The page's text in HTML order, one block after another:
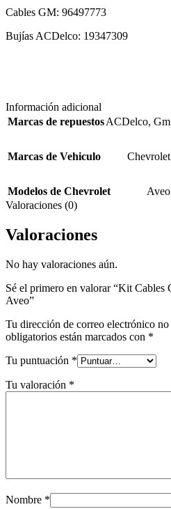
Cables GM: 96497773
Bujías ACDelco: 19347309
Información adicional
Marcas de repuestosACDelco, Gm
Marcas de Vehiculo Chevrolet
Modelos de Chevrolet
Aveo
Valoraciones (0)
Valoraciones
No hay valoraciones aún.
Sé el primero en valorar “Kit
Aveo”
Tu dirección de correo electrónico no
obligatorios están marcados con *
Tu puntuación *
Tu valoración *
Nombre *